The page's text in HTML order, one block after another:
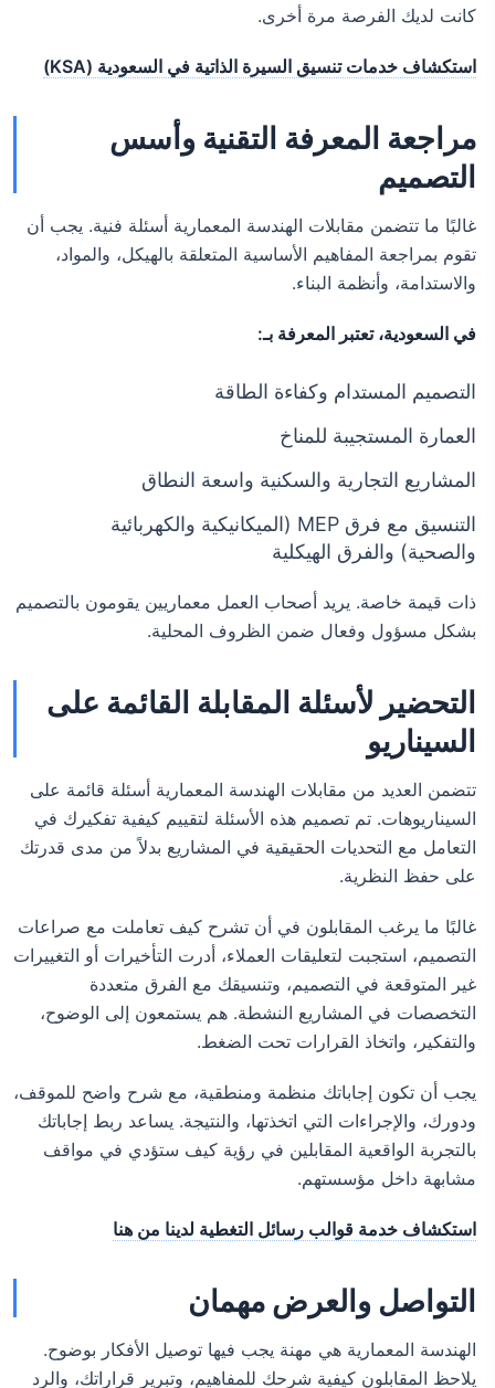
كانت لديك الفرصة مرة أخرى.
استكشاف خدمات تنسيق السيرة الذاتية في السعودية (KSA)
مراجعة المعرفة التقنية وأسس
التصميم
غالبًا ما تتضمن مقابلات الهندسة المعمارية أسئلة فنية. يجب أن
تقوم بمراجعة المفاهيم الأساسية المتعلقة بالهيكل، والمواد،
والاستدامة، وأنظمة البناء.
في السعودية، تعتبر المعرفة بـ:
التصميم المستدام وكفاءة الطاقة
العمارة المستجيبة للمناخ
المشاريع التجارية والسكنية واسعة النطاق
التنسيق مع فرق MEP (الميكانيكية والكهربائية
والصحية) والفرق الهيكلية
ذات قيمة خاصة. يريد أصحاب العمل معماريين يقومون بالتصميم
بشكل مسؤول وفعال ضمن الظروف المحلية.
التحضير لأسئلة المقابلة القائمة على
السيناريو
تتضمن العديد من مقابلات الهندسة المعمارية أسئلة قائمة على
السيناريوهات. تم تصميم هذه الأسئلة لتقييم كيفية تفكيرك في
التعامل مع التحديات الحقيقية في المشاريع بدلاً من مدى قدرتك
على حفظ النظرية.
غالبًا ما يرغب المقابلون في أن تشرح كيف تعاملت مع صراعات
التصميم، استجبت لتعليقات العملاء، أدرت التأخيرات أو التغييرات
غير المتوقعة في التصميم، وتنسيقك مع الفرق متعددة
التخصصات في المشاريع النشطة. هم يستمعون إلى الوضوح،
والتفكير، واتخاذ القرارات تحت الضغط.
يجب أن تكون إجاباتك منظمة ومنطقية، مع شرح واضح للموقف،
ودورك، والإجراءات التي اتخذتها، والنتيجة. يساعد ربط إجاباتك
بالتجربة الواقعية المقابلين في رؤية كيف ستؤدي في مواقف
مشابهة داخل مؤسستهم.
استكشاف خدمة قوالب رسائل التغطية لدينا من هنا
التواصل والعرض مهمان
الهندسة المعمارية هي مهنة يجب فيها توصيل الأفكار بوضوح.
يلاحظ المقابلون كيفية شرحك للمفاهيم، وتبرير قراراتك، والرد